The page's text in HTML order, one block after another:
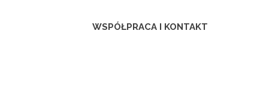
WSPÓŁPRACA I KONTAKT